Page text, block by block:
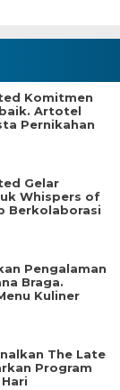
Komitmen
Artotel
Pernikahan
Gelar
Whispers of
Berkolaborasi
Pengalaman
Braga.
Kuliner
The Late
Program